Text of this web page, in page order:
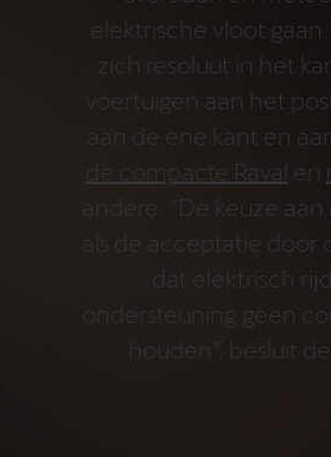
elektrische vloot
zich resoluut in het
voertuigen aan het
aan de ene kant en
de compacte Raval en
andere. “De keuze aan
als de acceptatie door
dat elektrisch
ondersteuning geen
houden”, besluit